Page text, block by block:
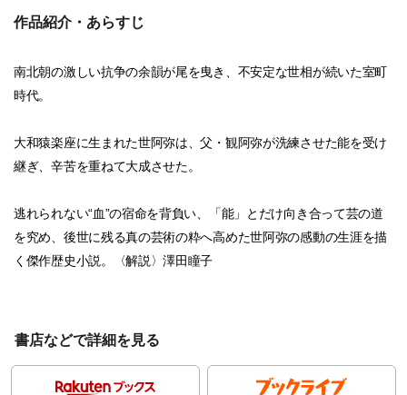
作品紹介・あらすじ
南北朝の激しい抗争の余韻が尾を曳き、不安定な世相が続いた室町
時代。
大和猿楽座に生まれた世阿弥は、父・観阿弥が洗練させた能を受け
継ぎ、辛苦を重ねて大成させた。
逃れられない“血”の宿命を背負い、「能」とだけ向き合って芸の道
を究め、後世に残る真の芸術の粋へ高めた世阿弥の感動の生涯を描
く傑作歴史小説。〈解説〉澤田瞳子
書店などで詳細を見る